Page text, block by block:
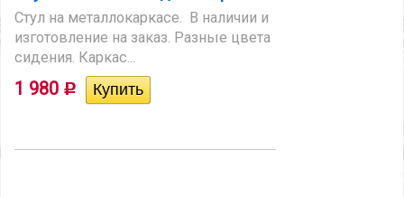
Стул на металлокаркасе. В наличии и
изготовление на заказ. Разные цвета
сидения. Каркас...
1 980 Р